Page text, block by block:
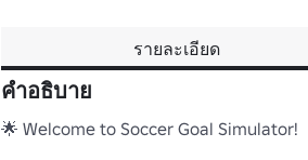
รายละเอียด
คำอธิบาย
🌟 Welcome to Soccer Goal Simulator!